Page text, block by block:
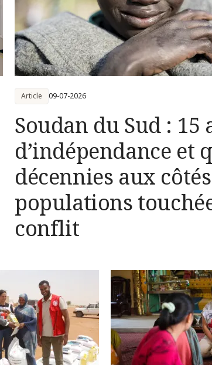
Soudan du Sud : 15
d’indépendance et
décennies aux
populations
conflit
Article 09-07-2026